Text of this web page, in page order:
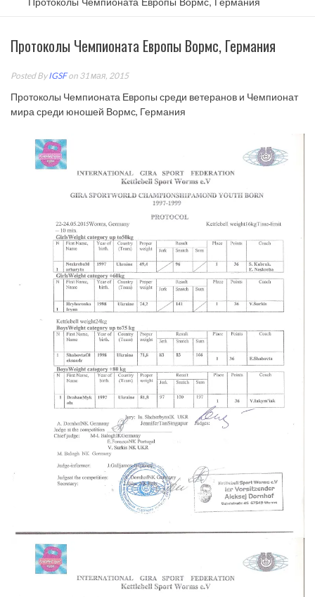
Протоколы Чемпионата Европы Вормс, Германия
Posted ByIGSFon 31 мая, 2015
Протоколы Чемпионата Европы среди ветеранов и Чемпионат
мира среди юношей Вормс, Германия